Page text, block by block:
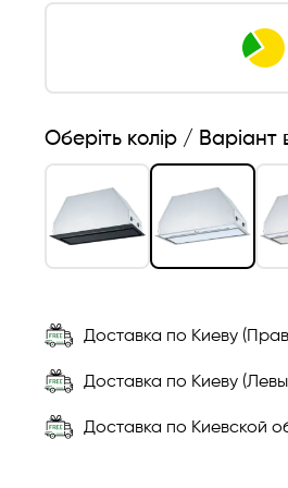
Оберіть колір / Варіант
Доставка по Киеву
Доставка по Киеву
Доставка по Киевской